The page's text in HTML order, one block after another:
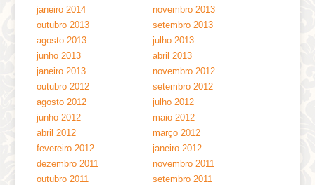
janeiro 2014
novembro 2013
outubro 2013
setembro 2013
agosto 2013
julho 2013
junho 2013
abril 2013
janeiro 2013
novembro 2012
outubro 2012
setembro 2012
agosto 2012
julho 2012
junho 2012
maio 2012
abril 2012
março 2012
fevereiro 2012
janeiro 2012
dezembro 2011
novembro 2011
outubro 2011
setembro 2011